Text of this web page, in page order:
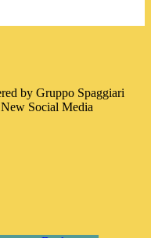
by Gruppo Spaggiari
Social Media